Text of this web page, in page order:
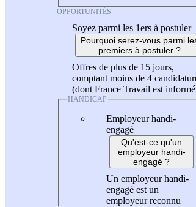
OPPORTUNITÉS
Soyez parmi les 1ers à postuler
Pourquoi serez-vous parmi
premiers à postuler ?
Offres de plus de 15 jours,
comptant moins de 4
(dont France Travail est
HANDICAP
Employeur handi-
engagé
Qu'est-ce qu'un
employeur handi-
engagé ?
Un employeur handi-
engagé est un
employeur reconnu